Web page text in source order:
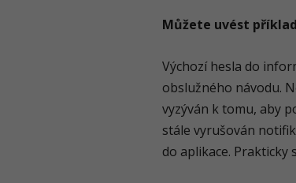
Můžete uvést
Výchozí hesla do
obslužného návodu.
vyzýván k tomu, aby
stále vyrušován
do aplikace.